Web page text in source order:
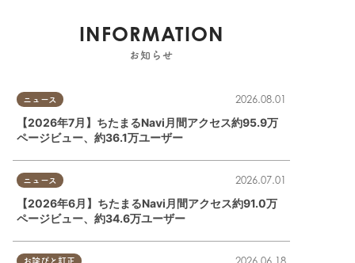
INFORMATION
お知らせ
ニュース 2026.08.01
【2026年7月】ちたまるNavi月間アクセス約95.9万
ページビュー、約36.1万ユーザー
ニュース 2026.07.01
【2026年6月】ちたまるNavi月間アクセス約91.0万
ページビュー、約34.6万ユーザー
お詫びと訂正